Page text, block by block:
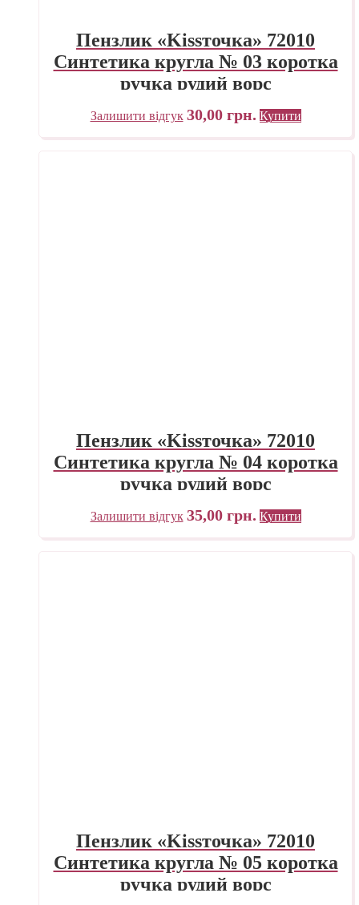
Пензлик «Kissточка» 72010
Синтетика кругла № 03 коротка
ручка рудий ворс
Залишити відгук 30,00 грн. Купити
Пензлик «Kissточка» 72010
Синтетика кругла № 04 коротка
ручка рудий ворс
Залишити відгук 35,00 грн. Купити
Пензлик «Kissточка» 72010
Синтетика кругла № 05 коротка
ручка рудий ворс